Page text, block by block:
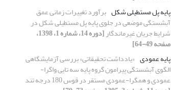
پایه پل مستطیلی شکل برآورد تغییرات زمانی عمق
آبشستگی موضعی در جلوی پایه پل مستطیلی شکل در
شرایط جریان غیرماندگار [دوره 14، شماره 1، 1398،
صفحه 49-64]
پایه عمودی «یادداشت تحقیقاتی» بررسی آزمایشگاهی
الگوی آبشستگی پیرامون گروه پایه سه تایی واگرا-
عمودی و همگرا-عمودی مستقر در قوس 180 درجه تند